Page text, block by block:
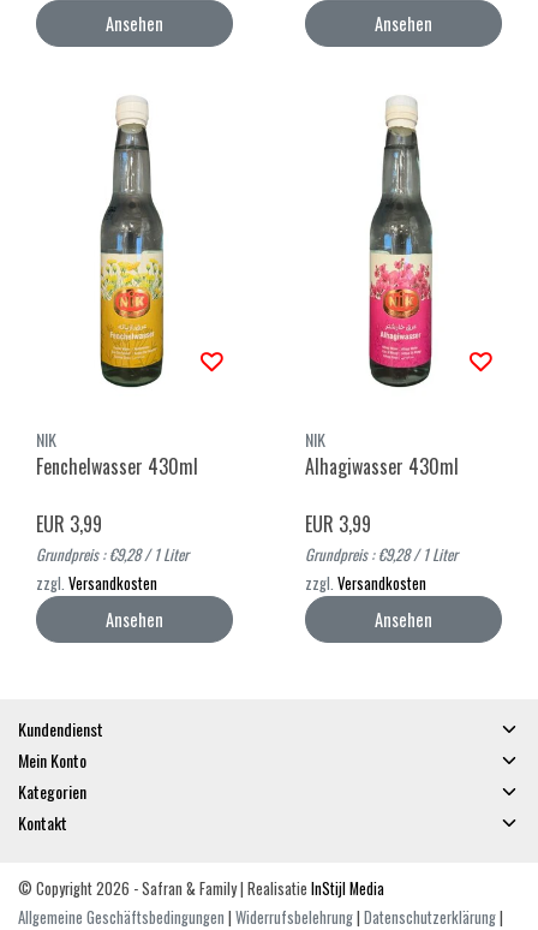
Ansehen Ansehen
NIK
Fenchelwasser 430ml
EUR 3,99
Grundpreis : €9,28 / 1 Liter
zzgl. Versandkosten
Ansehen
NIK
Alhagiwasser 430ml
EUR 3,99
Grundpreis : €9,28 / 1 Liter
zzgl. Versandkosten
Ansehen
Kundendienst
Mein Konto
Kategorien
Kontakt
© Copyright 2026 - Safran & Family | Realisatie InStijl Media
Allgemeine Geschäftsbedingungen | Widerrufsbelehrung| Datenschutzerklärung|